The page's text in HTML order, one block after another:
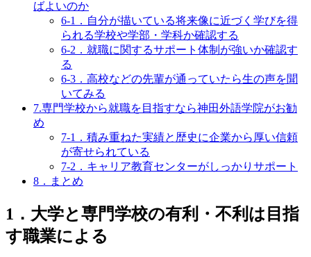
ばよいのか
6-1．自分が描いている将来像に近づく学びを得
られる学校や学部・学科か確認する
6-2．就職に関するサポート体制が強いか確認す
る
6-3．高校などの先輩が通っていたら生の声を聞
いてみる
7.専門学校から就職を目指すなら神田外語学院がお勧
め
7-1．積み重ねた実績と歴史に企業から厚い信頼
が寄せられている
7-2．キャリア教育センターがしっかりサポート
8．まとめ
1．大学と専門学校の有利・不利は目指
す職業による